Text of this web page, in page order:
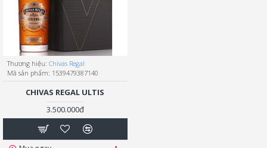
Thương hiệu: Chivas Regal
Mã sản phẩm: 1539479387140
CHIVAS REGAL ULTIS
3.500.000đ